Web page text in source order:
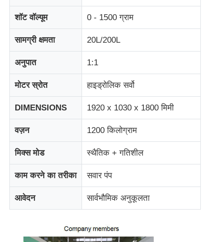
हमारे बारे में
फैक्टरी यात्रा
गुणवत्ता नियंत्रण
हमसे संपर्क करें
समाचार
सभी मामलों
एलएसआर इंजेक्शन मोल्डिंग मशीन
शॉट वॉल्यूम 0 - 1500 ग्राम
सामग्री क्षमता 20L/200L
अनुपात 1:1
मोटर स्रोत हाइड्रोलिक सर्वो
DIMENSIONS 1920 x 1030 x 1800 मिमी
वज़न 1200 किलोग्राम
मिक्स मोड स्थैतिक + गतिशील
काम करने का तरीका सवार पंप
आवेदन सार्वभौमिक अनुकूलता